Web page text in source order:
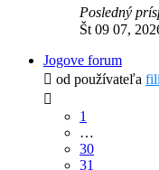
Posledný
Št 09 07,
Jogove forum
od používateľa
1
…
30
31